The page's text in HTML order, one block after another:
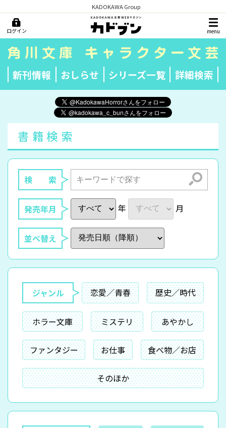
KADOKAWA Group
ログイン menu
新刊情報 おしらせ シリーズ一覧 詳細検索
書籍検索
検 索 検索
発売年月 年 月
並べ替え
ジャンル 恋愛／青春 歴史／時代
ホラー文庫 ミステリ あやかし
ファンタジー お仕事 食べ物／お店
そのほか